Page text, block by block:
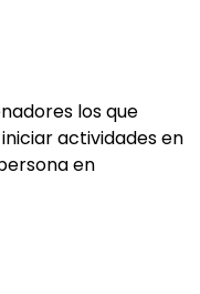
los que
actividades en
en